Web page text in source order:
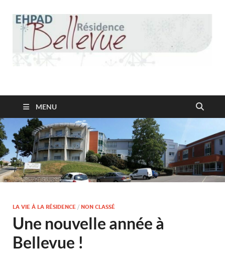
Résidence Bellevue
MENU
LA VIE À LA RÉSIDENCE / NON CLASSÉ
Une nouvelle année à
Bellevue !